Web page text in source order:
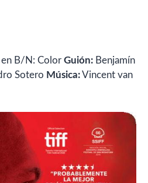
B/N: Color Guión: Benjamín
Sotero Música:Vincent van